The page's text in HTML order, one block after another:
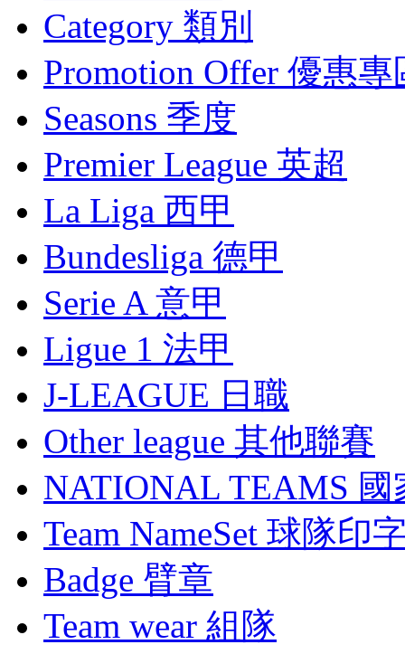
Category 類別
Promotion Offer 優惠專
Seasons 季度
Premier League 英超
La Liga 西甲
Bundesliga 德甲
Serie A 意甲
Ligue 1 法甲
J-LEAGUE 日職
Other league 其他聯賽
NATIONAL TEAMS 國
Team NameSet 球隊印
Badge 臂章
Team wear 組隊